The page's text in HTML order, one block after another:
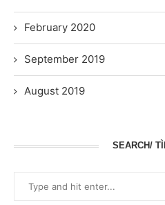
February 2020
September 2019
August 2019
SEARCH/